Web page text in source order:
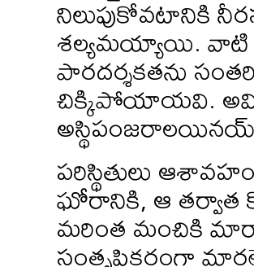
నిలుపుకోవటానికి
శల్యమయ్యాయి. వాటి
పారదర్శకతను
చిక్కిపోయాయవి. అవి
పరిస్థితులు
ఘోరానికి, ఆ తర్వాత
మరింత మంచికి
సంతృప్తికరంగా